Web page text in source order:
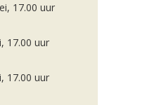
17.00 uur
17.00 uur
17.00 uur